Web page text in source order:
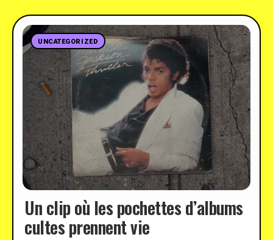
UNCATEGORIZED
Un clip où les pochettes d’albums
cultes prennent vie